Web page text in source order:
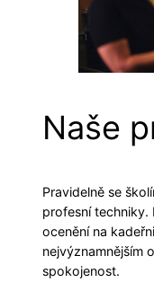
Naše
Pravidelně se
profesní techniky.
ocenění na
nejvýznamnějším
spokojenost.